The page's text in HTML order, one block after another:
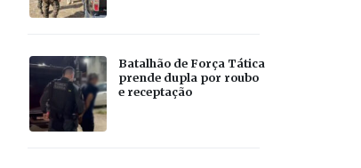
Batalhão de Força Tática
prende dupla por roubo
e receptação